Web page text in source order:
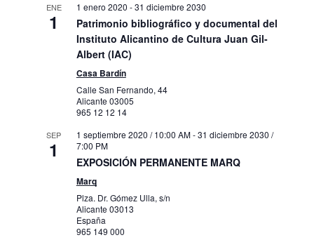
ENE
1
1 enero 2020 -31 diciembre 2030
Patrimonio bibliográfico y documental del
Instituto Alicantino de Cultura Juan Gil-
Albert (IAC)
Casa Bardín
Calle San Fernando, 44
Alicante 03005
965 12 12 14
SEP
1
1 septiembre 2020 / 10:00 AM-31 diciembre 2030 /
7:00 PM
EXPOSICIÓN PERMANENTE MARQ
Marq
Plza. Dr. Gómez Ulla, s/n
Alicante 03013
España
965 149 000